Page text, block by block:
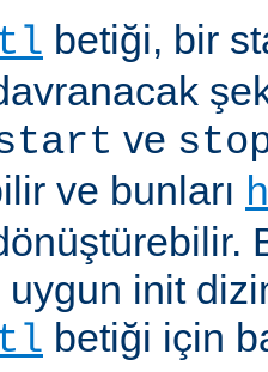
betiği, bir
ve
ve bunları
init
betiği için